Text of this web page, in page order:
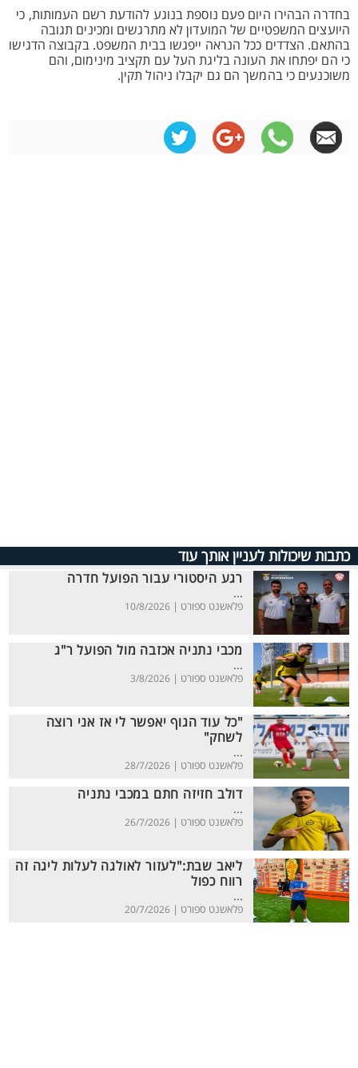
בחדרה הבהירו היום פעם נוספת בנוגע להודעת רשם העמותות, כי
היועצים המשפטיים של המועדון לא מתרגשים ומכינים תגובה
בהתאם. הצדדים ככל הנראה ייפגשו בבית המשפט. בקבוצה הדגישו
כי הם יפתחו את העונה בליגת העל עם תקציב מינימום, והם
משוכנעים כי בהמשך הם גם יקבלו ניהול תקין.
כתבות שיכולות לעניין אותך עוד
רגע היסטורי עבור הפועל חדרה
...
פלאשנט ספורט | 10/8/2026
מכבי נתניה אכזבה מול הפועל ר"ג
...
פלאשנט ספורט | 3/8/2026
"כל עוד הגוף יאפשר לי אז אני רוצה
לשחק"
...
פלאשנט ספורט | 28/7/2026
דולב חזיזה חתם במכבי נתניה
...
פלאשנט ספורט | 26/7/2026
ליאב שבת:"לעזור לאולגה לעלות ליגה זה
רווח כפול
...
פלאשנט ספורט | 20/7/2026